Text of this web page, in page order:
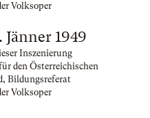
Volksoper
1949
Inszenierung
den Österreichischen
Bildungsreferat
Volksoper